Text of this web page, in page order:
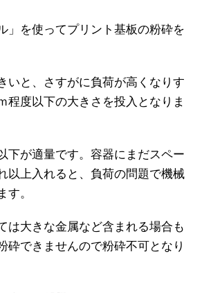
」を使ってプリント基板の粉砕を
いと、さすがに負荷が高くなりす
程度以下の大きさを投入となりま
下が適量です。容器にまだスペー
以上入れると、負荷の問題で機械
す。
は大きな金属など含まれる場合も
砕できませんので粉砕不可となり